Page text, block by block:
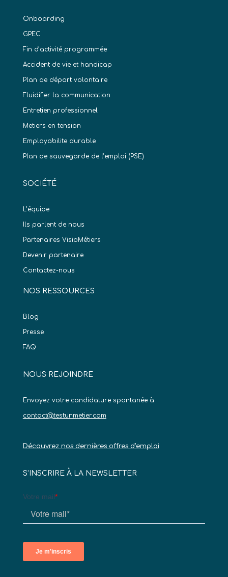
Onboarding
GPEC
Fin d’activité programmée
Accident de vie et handicap
Plan de départ volontaire
Fluidifier la communication
Entretien professionnel
Metiers en tension
Employabilite durable
Plan de sauvegarde de l’emploi (PSE)
SOCIÉTÉ
L’équipe
Ils parlent de nous
Partenaires VisioMétiers
Devenir partenaire
Contactez-nous
NOS RESSOURCES
Blog
Presse
FAQ
NOUS REJOINDRE
Envoyez votre candidature spontanée à
contact@testunmetier.com
Découvrez nos dernières offres d’emploi
S’INSCRIRE À LA NEWSLETTER